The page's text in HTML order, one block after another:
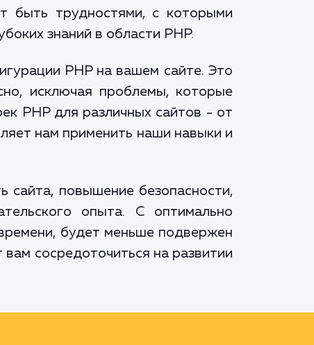
быть трудностями, с которыми
знаний в области PHP.
PHP на вашем сайте. Это
исключая проблемы, которые
PHP для различных сайтов - от
нам применить наши навыки и
сайта, повышение безопасности,
опыта. С оптимально
будет меньше подвержен
сосредоточиться на развитии